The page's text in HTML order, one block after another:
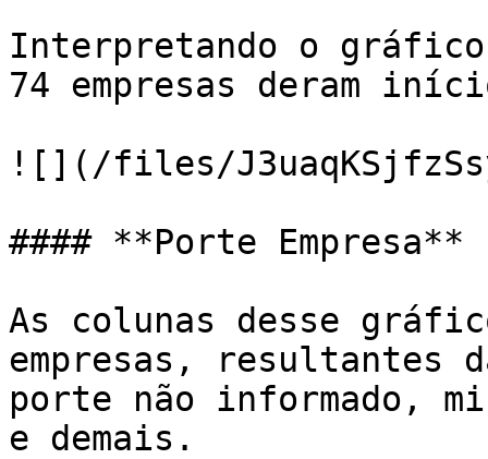
Interpretando o
74 empresas deram
![](/files/
#### **Porte Empresa**
As colunas desse
empresas, resultantes
porte não informado,
e demais.